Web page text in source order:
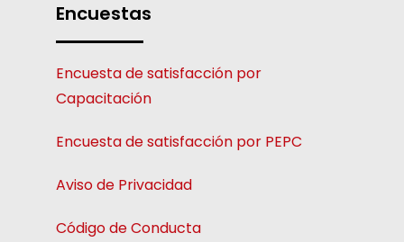
Encuestas
Encuesta de satisfacción por
Capacitación
Encuesta de satisfacción por PEPC
Aviso de Privacidad
Código de Conducta